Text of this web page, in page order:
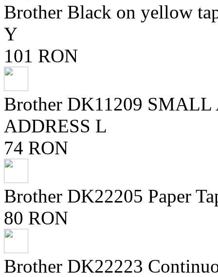
Brother Black on yellow
Y
101 RON
Brother DK11209
ADDRESS L
74 RON
Brother DK22205 Paper
80 RON
Brother DK22223